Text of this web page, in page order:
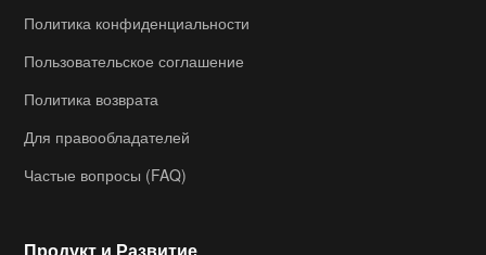
Политика конфиденциальности
Пользовательское соглашение
Политика возврата
Для правообладателей
Частые вопросы (FAQ)